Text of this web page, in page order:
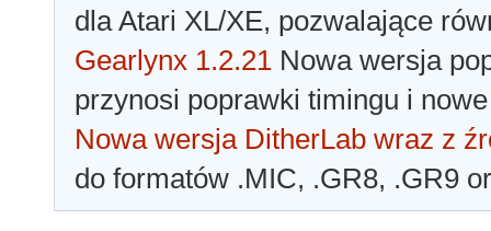
dla Atari XL/XE, pozwalające
Gearlynx 1.2.21 Nowa wersja
przynosi poprawki timingu i
Nowa wersja DitherLab wraz z
do formatów .MIC, .GR8, .GR9